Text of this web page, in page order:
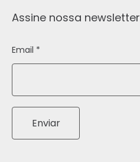
Assine nossa newsletter
Email *
Enviar